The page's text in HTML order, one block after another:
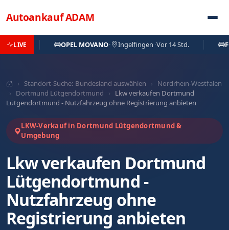
AutoankaufADAM
LIVE OPEL MOVANO· Ingelfingen·Vor 14 Std. FORD
› Standort-Suche: Bundesland auswählen ›
Nordrhein-Westfalen
›
Dortmund Lütgendortmund ›
Lkw verkaufen Dortmund
Lütgendortmund - Nutzfahrzeug ohne Registrierung anbieten
LKW-Verkauf in Dortmund Lütgendortmund &
Umgebung
Lkw verkaufen Dortmund
Lütgendortmund -
Nutzfahrzeug ohne
Registrierung anbieten